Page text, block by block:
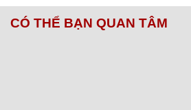
CÓ THỂ BẠN QUAN TÂM